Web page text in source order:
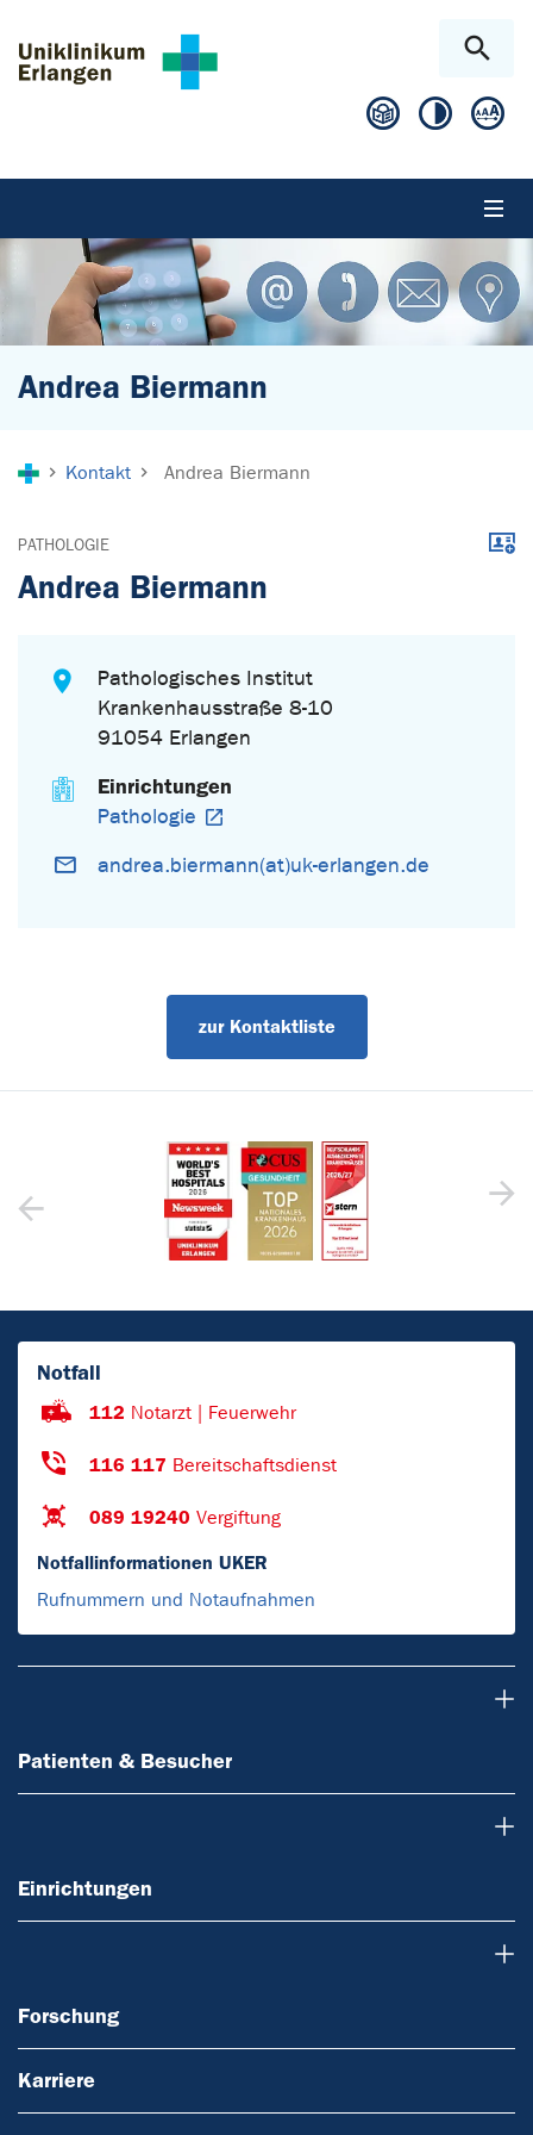
Andrea Biermann
Kontakt Andrea Biermann
PATHOLOGIE
Andrea Biermann
Pathologisches Institut
Krankenhausstraße 8-10
91054 Erlangen
Einrichtungen
Pathologie
andrea.biermann(at)uk-erlangen.de
zur Kontaktliste
Notfall
112 Notarzt | Feuerwehr
116 117 Bereitschaftsdienst
089 19240 Vergiftung
Notfallinformationen UKER
Rufnummern und Notaufnahmen
Patienten & Besucher
Einrichtungen
Forschung
Karriere